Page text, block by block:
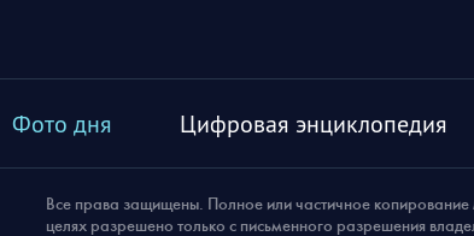
Фото дня Цифровая энциклопедия
Все права защищены. Полное или частичное
целях разрешено только с письменного разрешения